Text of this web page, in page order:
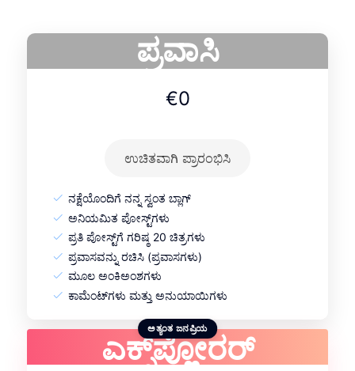
ಪ್ರವಾಸಿ
€0
ಉಚಿತವಾಗಿ ಪ್ರಾರಂಭಿಸಿ
ನಕ್ಷೆಯೊಂದಿಗೆ ನನ್ನ ಸ್ವಂತ ಬ್ಲಾಗ್
ಅನಿಯಮಿತ ಪೋಸ್ಟ್‌ಗಳು
ಪ್ರತಿ ಪೋಸ್ಟ್‌ಗೆ ಗರಿಷ್ಠ 20 ಚಿತ್ರಗಳು
ಪ್ರವಾಸವನ್ನು ರಚಿಸಿ (ಪ್ರವಾಸಗಳು)
ಮೂಲ ಅಂಕಿಅಂಶಗಳು
ಕಾಮೆಂಟ್‌ಗಳು ಮತ್ತು ಅನುಯಾಯಿಗಳು
ಅತ್ಯಂತ ಜನಪ್ರಿಯ
ಎಕ್ಸ್‌ಪ್ಲೋರರ್